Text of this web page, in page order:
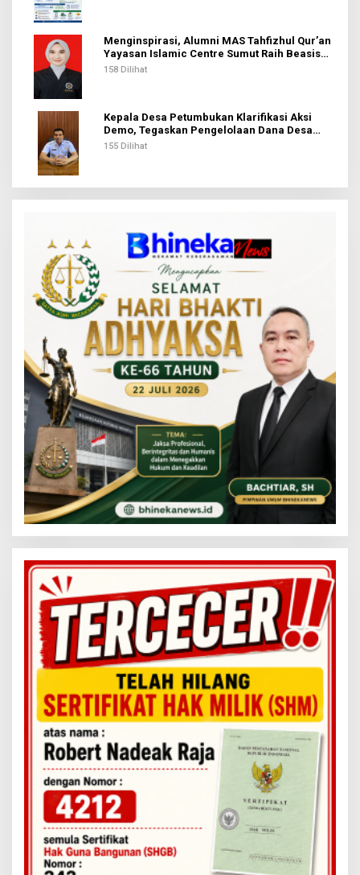
Menginspirasi, Alumni MAS Tahfizhul Qur’an
Yayasan Islamic Centre Sumut Raih Beasiswa
BIB Kemenag
158 Dilihat
Kepala Desa Petumbukan Klarifikasi Aksi
Demo, Tegaskan Pengelolaan Dana Desa
Sesuai Aturan
155 Dilihat